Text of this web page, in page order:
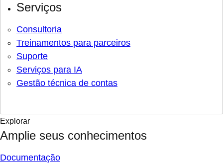
Serviços
Consultoria
Treinamentos para parceiros
Suporte
Serviços para IA
Gestão técnica de contas
Explorar
Amplie seus conhecimentos
Documentação